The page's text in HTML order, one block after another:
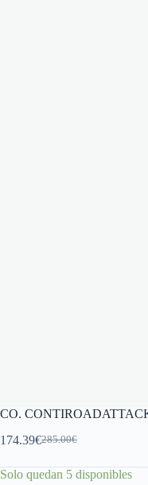
CO.
285.00€
174.39€
Solo quedan 5 disponibles